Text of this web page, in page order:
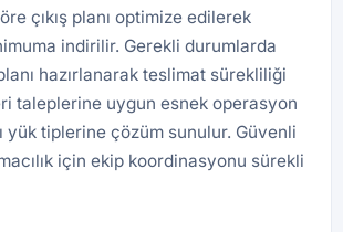
çıkış planı optimize edilerek
indirilir. Gerekli durumlarda
hazırlanarak teslimat sürekliliği
taleplerine uygun esnek operasyon
yük tiplerine çözüm sunulur. Güvenli
için ekip koordinasyonu sürekli